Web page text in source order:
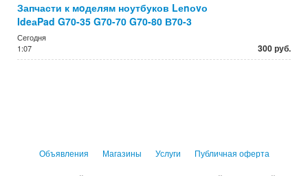
Запчасти к мoделям ноутбуков Lеnоvо
IdeаPad G70-35 G70-70 G70-80 В70-3
Сегодня
1:07
300 руб.
Объявления Магазины Услуги Публичная оферта